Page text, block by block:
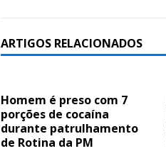
ARTIGOS RELACIONADOS
Homem é preso com 7
porções de cocaína
durante patrulhamento
de Rotina da PM